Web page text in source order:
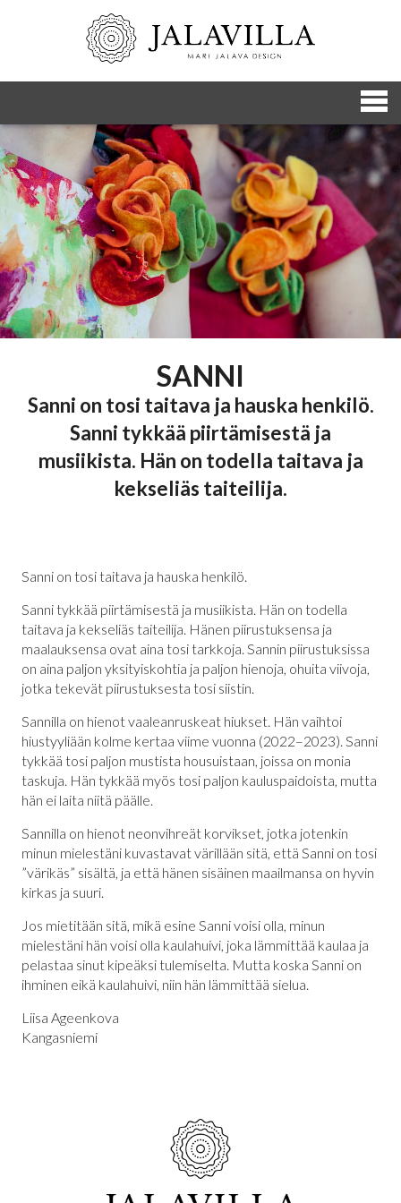
SANNI
Sanni on tosi taitava ja hauska henkilö.
Sanni tykkää piirtämisestä ja
musiikista. Hän on todella taitava ja
kekseliäs taiteilija.
Sanni on tosi taitava ja hauska henkilö.
Sanni tykkää piirtämisestä ja musiikista. Hän on todella
taitava ja kekseliäs taiteilija. Hänen piirustuksensa ja
maalauksensa ovat aina tosi tarkkoja. Sannin piirustuksissa
on aina paljon yksityiskohtia ja paljon hienoja, ohuita viivoja,
jotka tekevät piirustuksesta tosi siistin.
Sannilla on hienot vaaleanruskeat hiukset. Hän vaihtoi
hiustyyliään kolme kertaa viime vuonna (2022–2023). Sanni
tykkää tosi paljon mustista housuistaan, joissa on monia
taskuja. Hän tykkää myös tosi paljon kauluspaidoista, mutta
hän ei laita niitä päälle.
Sannilla on hienot neonvihreät korvikset, jotka jotenkin
minun mielestäni kuvastavat värillään sitä, että Sanni on tosi
”värikäs” sisältä, ja että hänen sisäinen maailmansa on hyvin
kirkas ja suuri.
Jos mietitään sitä, mikä esine Sanni voisi olla, minun
mielestäni hän voisi olla kaulahuivi, joka lämmittää kaulaa ja
pelastaa sinut kipeäksi tulemiselta. Mutta koska Sanni on
ihminen eikä kaulahuivi, niin hän lämmittää sielua.
Liisa Ageenkova
Kangasniemi